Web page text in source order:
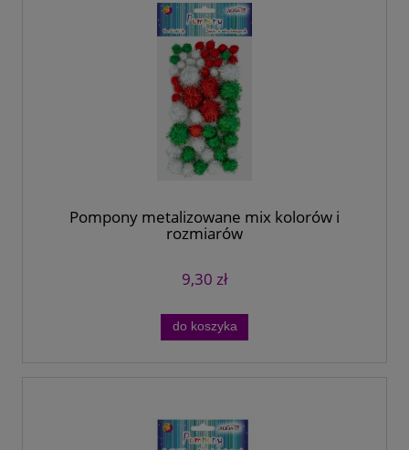
Pompony metalizowane mix kolorów i
rozmiarów
9,30 zł
do koszyka